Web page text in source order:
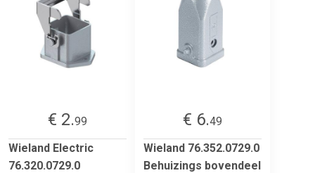
€ 2.99
Wieland Electric
76.320.0729.0
€ 6.49
Wieland 76.352.0729.0
Behuizings bovendeel